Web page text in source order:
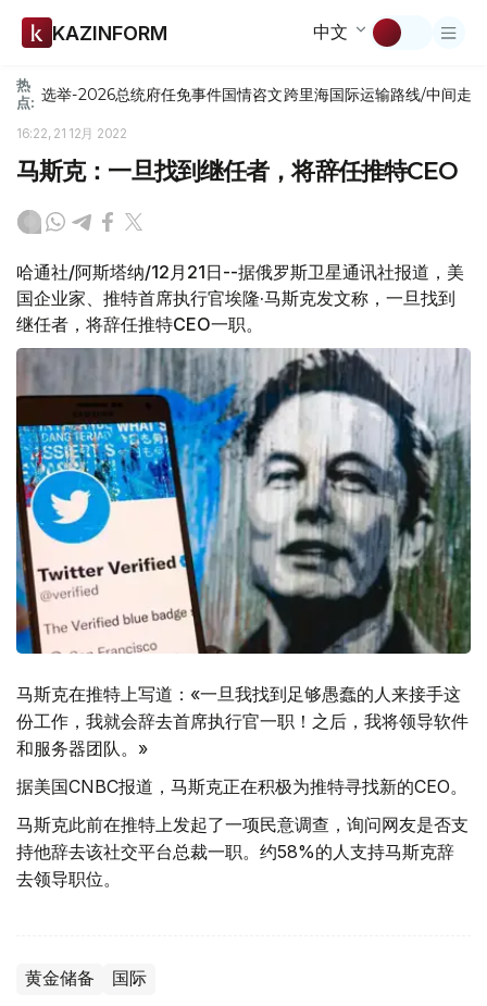
KAZINFORM 中文
热
点: 选举-2026总统府任免事件国情咨文跨里海国际运输路线/中间走廊
16:22, 21 12月 2022
马斯克：一旦找到继任者，将辞任推特CEO
哈通社/阿斯塔纳/12月21日--据俄罗斯卫星通讯社报道，美
国企业家、推特首席执行官埃隆·马斯克发文称，一旦找到
继任者，将辞任推特CEO一职。
马斯克在推特上写道：«一旦我找到足够愚蠢的人来接手这
份工作，我就会辞去首席执行官一职！之后，我将领导软件
和服务器团队。»
据美国CNBC报道，马斯克正在积极为推特寻找新的CEO。
马斯克此前在推特上发起了一项民意调查，询问网友是否支
持他辞去该社交平台总裁一职。约58%的人支持马斯克辞
去领导职位。
黄金储备 国际